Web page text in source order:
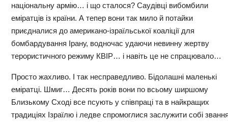
національну армію… і що сталося? Саудівці вибомбили
еміратців із країни. А тепер вони так мило й потайки
приєдналися до американо-ізраїльської коаліції для
бомбардування Ірану, водночас удаючи невинну жертву
терористичного режиму КВІР… і навіть це не спрацювало…
Просто жахливо. І так несправедливо. Бідолашні маленькі
еміратці. Шмиг… Десять років вони по всьому ширшому
Близькому Сході все псують у співпраці та в найкращих
традиціях Ізраїлю і ледве спромоглися заслужити собі